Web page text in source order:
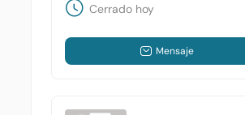
Cerrado hoy
Mensaje